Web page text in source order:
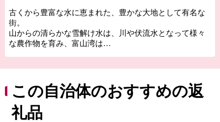
古くから豊富な水に恵まれた、豊かな大地として有名な
街。
山からの清らかな雪解け水は、川や伏流水となって様々
な農作物を育み、富山湾は
■魚津の水循環
魚津市は、海抜０ｍから標高2,400ｍ以上の山岳地帯まで
が、奥行わずか約25ｋｍに
この自治体のおすすめの返
礼品